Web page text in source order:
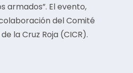
armados”. El evento,
del Comité
la Cruz Roja (CICR).